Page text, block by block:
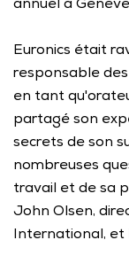
annuel à
Euronics était
responsable
en tant
partagé son
secrets de son
nombreuses
travail et de sa
John Olsen,
International, et